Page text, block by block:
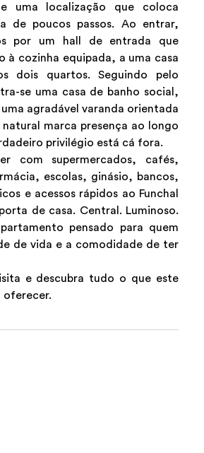
uma localização que coloca
de poucos passos. Ao entrar,
por um hall de entrada que
à cozinha equipada, a uma casa
dois quartos. Seguindo pelo
se uma casa de banho social,
agradável varanda orientada
natural marca presença ao longo
privilégio está cá fora.
com supermercados, cafés,
escolas, ginásio, bancos,
e acessos rápidos ao Funchal
de casa. Central. Luminoso.
pensado para quem
de vida e a comodidade de ter
e descubra tudo o que este
oferecer.